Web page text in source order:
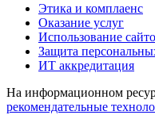
Этика и комплаенс
Оказание услуг
Использование
Защита
ИТ аккредитация
На информационном
рекомендательные